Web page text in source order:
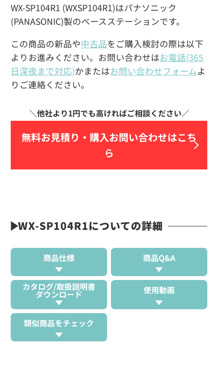
WX-SP104R1 (WXSP104R1)はパナソニック
(PANASONIC)製のベースステーションです。
この商品の新品や中古品をご購入検討の際は以下
よりお進みください。お問い合わせはお電話(365
日深夜まで対応)かまたはお問い合わせフォームよ
りご連絡ください。
無料お見積り・ 購入お問い合わせはこち
ら
WX-SP104R1についての詳細
商品仕様 商品Q&A
カタログ/取扱説明書
ダウンロード 使用動画
類似商品をチェック